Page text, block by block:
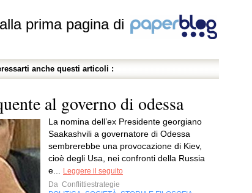
prima pagina di
anche questi articoli :
al governo di odessa
La nomina dell’ex Presidente georgiano
Saakashvili a governatore di Odessa
sembrerebbe una provocazione di Kiev,
cioè degli Usa, nei confronti della Russia
e...
Leggere il seguito
Da Conflittiestrategie